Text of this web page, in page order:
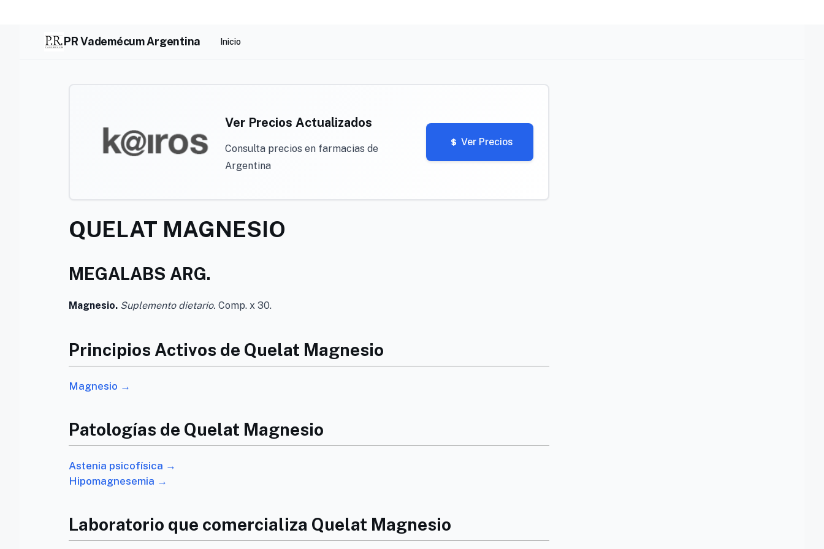
PR Vademécum Argentina Inicio
Ver Precios Actualizados
Consulta precios en farmacias de
Argentina
Ver Precios
QUELAT MAGNESIO
MEGALABS ARG.
Magnesio. Suplemento dietario. Comp. x 30.
Principios Activos de Quelat Magnesio
Magnesio →
Patologías de Quelat Magnesio
Astenia psicofísica →
Hipomagnesemia →
Laboratorio que comercializa Quelat Magnesio